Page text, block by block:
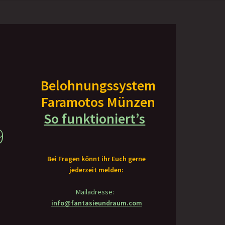
Belohnungssystem
Faramotos Münzen
So funktioniert’s
Bei Fragen könnt ihr Euch gerne
jederzeit melden:
Mailadresse:
info@fantasieundraum.com